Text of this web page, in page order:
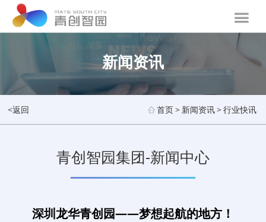
新闻资讯
<返回 首页> 新闻资讯>行业快讯
青创智园集团-新闻中心
深圳龙华青创园——梦想起航的地方！